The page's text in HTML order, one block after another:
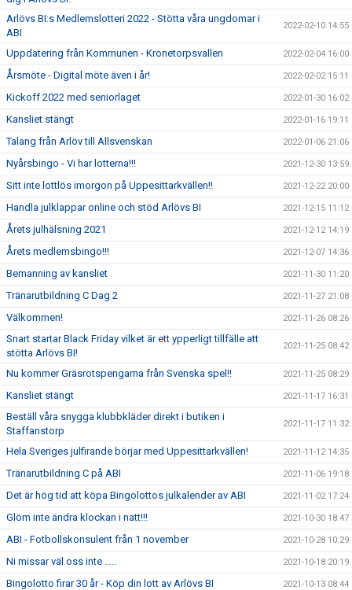
Arlövs BI:s Medlemslotteri 2022 - Stötta våra ungdomar i
ABI
2022-02-10 14:55
Uppdatering från Kommunen - Kronetorpsvallen 2022-02-04 16:00
Årsmöte - Digital möte även i år! 2022-02-02 15:11
Kickoff 2022 med seniorlaget 2022-01-30 16:02
Kansliet stängt 2022-01-16 19:11
Talang från Arlöv till Allsvenskan 2022-01-06 21:06
Nyårsbingo - Vi har lotterna!!! 2021-12-30 13:59
Sitt inte lottlös imorgon på Uppesittarkvällen!! 2021-12-22 20:00
Handla julklappar online och stöd Arlövs BI 2021-12-15 11:12
Årets julhälsning 2021 2021-12-12 14:19
Årets medlemsbingo!!! 2021-12-07 14:36
Bemanning av kansliet 2021-11-30 11:20
Tränarutbildning C Dag 2 2021-11-27 21:08
Välkommen! 2021-11-26 08:26
Snart startar Black Friday vilket är ett ypperligt tillfälle att
stötta Arlövs BI!
2021-11-25 08:42
Nu kommer Gräsrotspengarna från Svenska spel!! 2021-11-25 08:29
Kansliet stängt 2021-11-17 16:31
Beställ våra snygga klubbkläder direkt i butiken i
Staffanstorp
2021-11-17 11:32
Hela Sveriges julfirande börjar med Uppesittarkvällen! 2021-11-12 14:35
Tränarutbildning C på ABI 2021-11-06 19:18
Det är hög tid att köpa Bingolottos julkalender av ABI 2021-11-02 17:24
Glöm inte ändra klockan i natt!!! 2021-10-30 18:47
ABI - Fotbollskonsulent från 1 november 2021-10-28 10:29
Ni missar väl oss inte ….. 2021-10-18 20:19
Bingolotto firar 30 år - Köp din lott av Arlövs BI 2021-10-13 08:44